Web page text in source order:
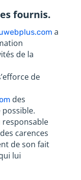
fournis.
a
de la
de
des
carences
de son fait
lui